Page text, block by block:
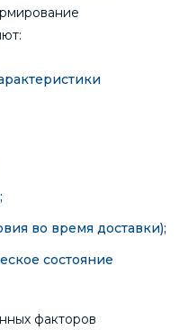
во время доставки);
состояние
факторов